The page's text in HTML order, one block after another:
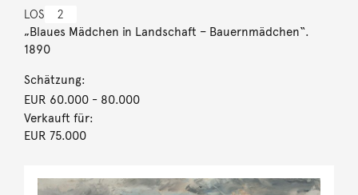
LOS 2
„Blaues Mädchen in Landschaft – Bauernmädchen“.
1890
Schätzung:
EUR 60.000- 80.000
Verkauft für:
EUR 75.000